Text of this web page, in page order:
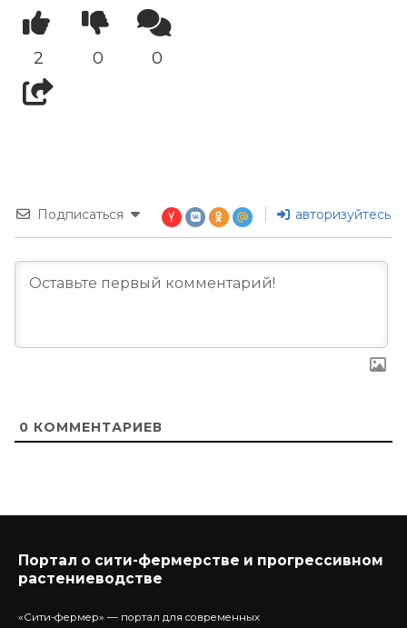
2 0 0
Подписаться авторизуйтесь
0 КОММЕНТАРИЕВ
Портал о сити-фермерстве и прогрессивном
растениеводстве
«Сити-фермер» — портал для современных